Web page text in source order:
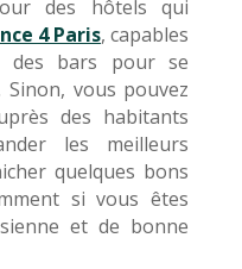
des hôtels qui
4 Paris, capables
des bars pour se
vous pouvez
des habitants
les meilleurs
quelques bons
si vous êtes
et de bonne